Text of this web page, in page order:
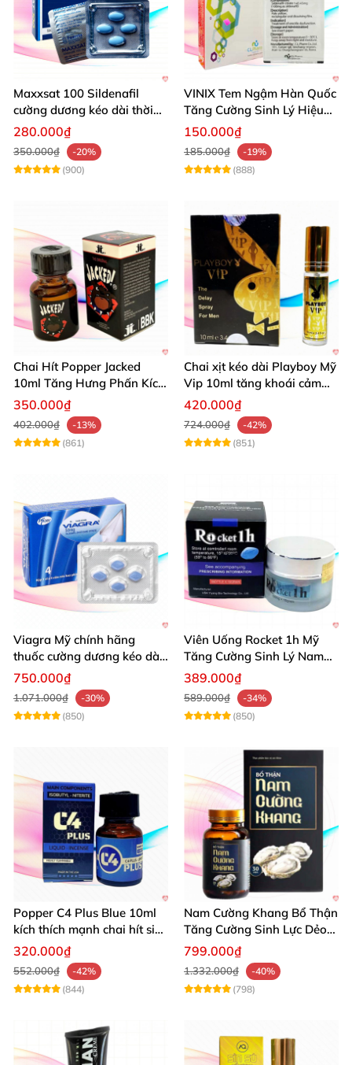
Maxxsat 100 Sildenafil
cường dương kéo dài thời
gian dùng hiệu quả nhanh
280.000₫
350.000₫
-20%
(900)
VINIX Tem Ngậm Hàn Quốc
Tăng Cường Sinh Lý Hiệu
Quả
150.000₫
185.000₫
-19%
(888)
Chai Hít Popper Jacked
10ml Tăng Hưng Phấn Kích
Thích Mạnh Mẽ
350.000₫
402.000₫
-13%
(861)
Chai xịt kéo dài Playboy Mỹ
Vip 10ml tăng khoái cảm
nam
420.000₫
724.000₫
-42%
(851)
Viagra Mỹ chính hãng
thuốc cường dương kéo dài
thời gian hiệu quả cho Nam
750.000₫
1.071.000₫
-30%
(850)
Viên Uống Rocket 1h Mỹ
Tăng Cường Sinh Lý Nam
Hỗ Trợ Mạnh
389.000₫
589.000₫
-34%
(850)
Popper C4 Plus Blue 10ml
kích thích mạnh chai hít siêu
đỉnh
320.000₫
552.000₫
-42%
(844)
Nam Cường Khang Bổ Thận
Tăng Cường Sinh Lực Dẻo
Dai Mạnh Mẽ
799.000₫
1.332.000₫
-40%
(798)